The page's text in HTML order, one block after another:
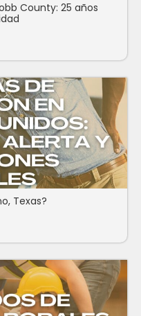
County: 25 años
Texas?